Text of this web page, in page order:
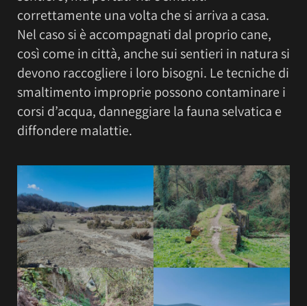
correttamente una volta che si arriva a casa.
Nel caso si è accompagnati dal proprio cane,
così come in città, anche sui sentieri in natura si
devono raccogliere i loro bisogni. Le tecniche di
smaltimento improprie possono contaminare i
corsi d’acqua, danneggiare la fauna selvatica e
diffondere malattie.